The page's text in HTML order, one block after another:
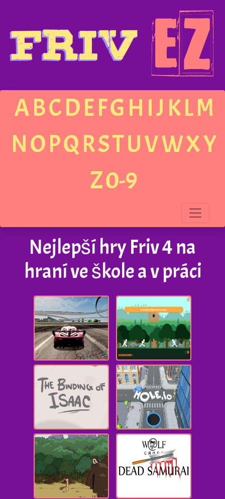
ABCDEFGH IJ KLM
NOPQRSTUVWXY
Z0-9
Nejlepší hry Friv 4 na
hraní ve škole a v práci